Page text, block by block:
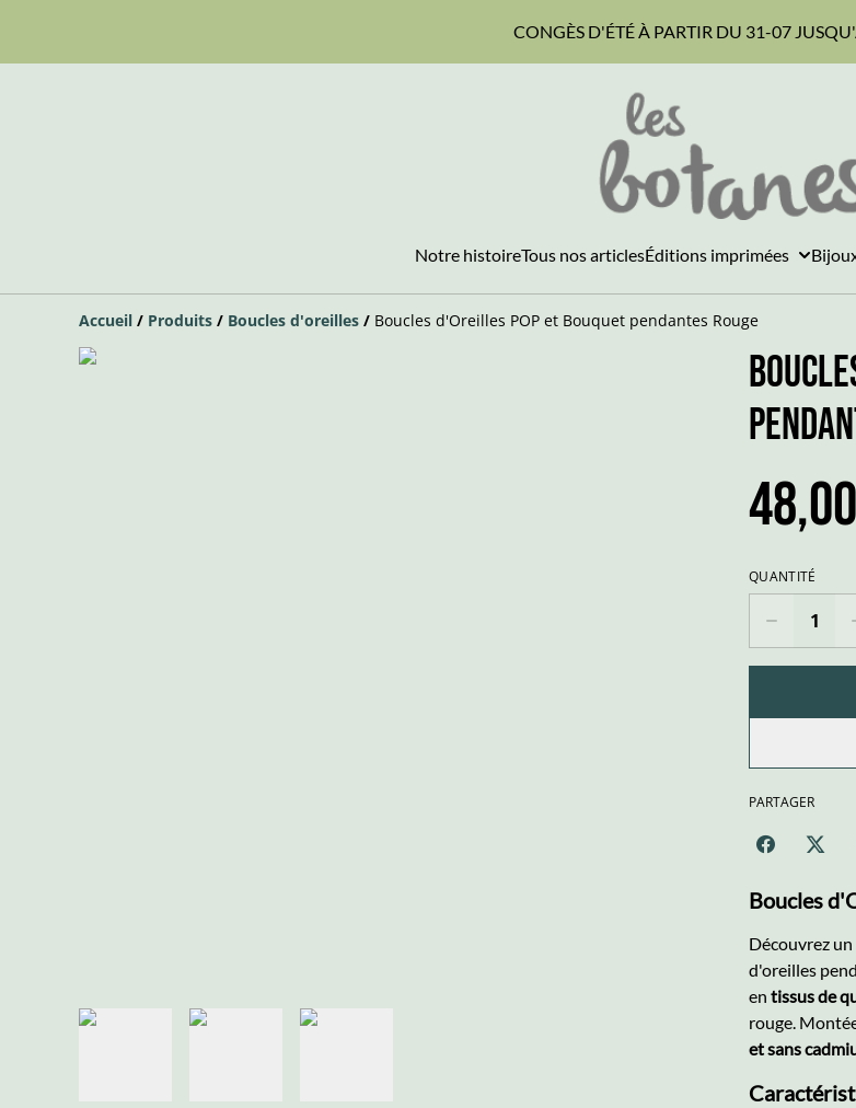
CONGÈS D'ÉTÉ À PARTIR DU 31-07
Notre histoireTous nos articlesÉditions imprimées
Accueil / Produits / Boucles d'oreilles / Boucles d'Oreilles POP et Bouquet pendantes Rouge
QUANTITÉ
PARTAGER
Boucles
Découvrez
d'oreilles
en tissus de
rouge.
et sans